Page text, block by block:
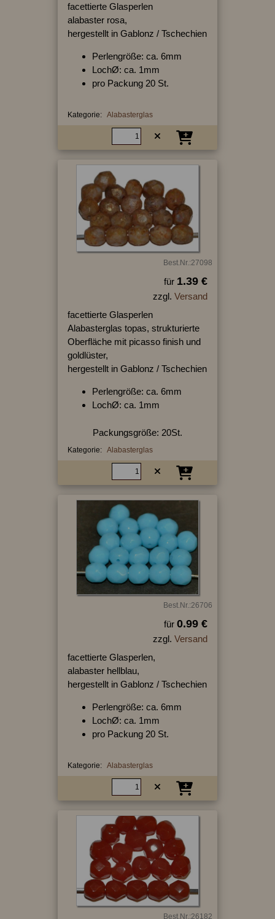
facettierte Glasperlen
alabaster rosa,
hergestellt in Gablonz / Tschechien
Perlengröße: ca. 6mm
LochØ: ca. 1mm
pro Packung 20 St.
Kategorie: Alabasterglas
Best.Nr.:27098
für 1.39 €
zzgl. Versand
facettierte Glasperlen
Alabasterglas topas, strukturierte
Oberfläche mit picasso finish und
goldlüster,
hergestellt in Gablonz / Tschechien
Perlengröße: ca. 6mm
LochØ: ca. 1mm
Packungsgröße: 20St.
Kategorie: Alabasterglas
Best.Nr.:26706
für 0.99 €
zzgl. Versand
facettierte Glasperlen,
alabaster hellblau,
hergestellt in Gablonz / Tschechien
Perlengröße: ca. 6mm
LochØ: ca. 1mm
pro Packung 20 St.
Kategorie: Alabasterglas
Best.Nr.:26182